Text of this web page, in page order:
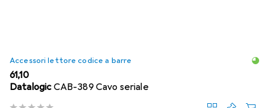
Accessori lettore codice a barre
EUR
61,10
DatalogicCAB-389 Cavo seriale